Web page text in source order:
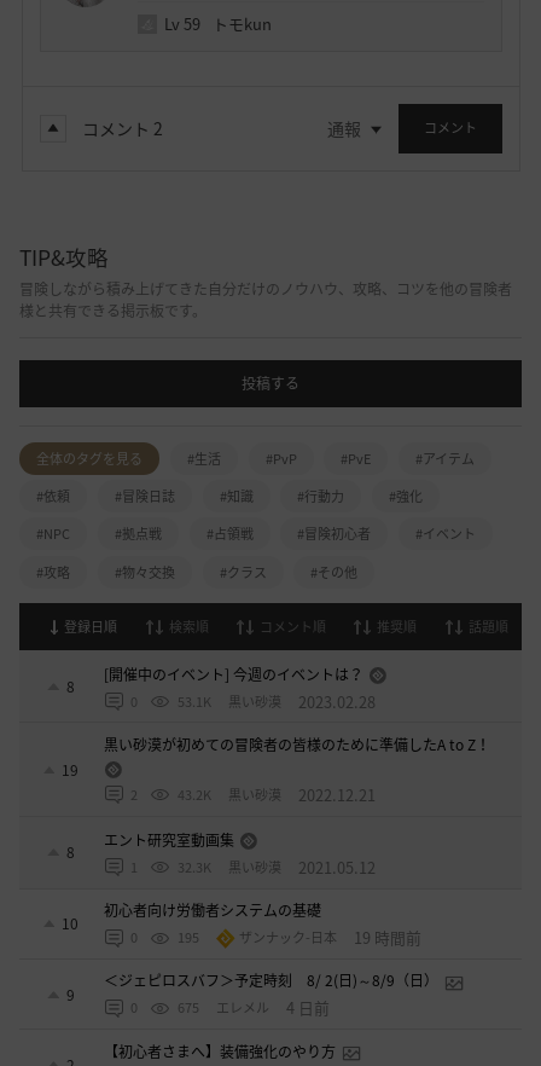
Lv 59 トモkun
コメント 2 通報 コメント
TIP&攻略
冒険しながら積み上げてきた自分だけのノウハウ、攻略、コツを他の冒険者
様と共有できる掲示板です。
投稿する
全体のタグを見る #生活 #PvP #PvE
#アイテム
#依頼
#冒険日誌 #知識 #行動力
#強化
#NPC
#拠点戦 #占領戦 #冒険初心者
#イベント
#攻略
#物々交換 #クラス #その他
登録日順 検索順 コメント順 推奨順 話題順
8
[開催中のイベント] 今週のイベントは？
0 53.1K 黒い砂漠 2023.02.28
19
黒い砂漠が初めての冒険者の皆様のために準備したA to Z！
2 43.2K 黒い砂漠 2022.12.21
8
エント研究室動画集
1 32.3K 黒い砂漠 2021.05.12
10
初心者向け労働者システムの基礎
0 195 ザンナック-日本 19 時間前
9
＜ジェピロスバフ＞予定時刻 8/ 2(日)～8/9（日）
0 675 エレメル 4 日前
【初心者さまへ】装備強化のやり方